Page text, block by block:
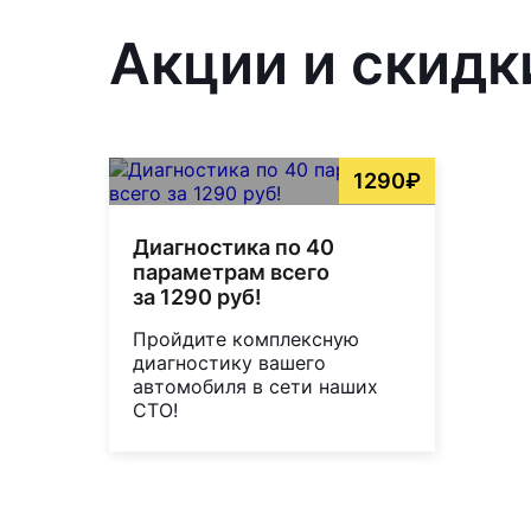
Акции и
1290₽
Диагностика по 40
параметрам всего
за 1290 руб!
Пройдите комплексную
диагностику вашего
автомобиля в сети наших
СТО!